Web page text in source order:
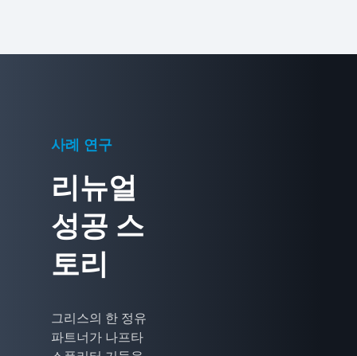
사례 연구
리뉴얼
성공 스
토리
그리스의 한 정유
파트너가 나프타